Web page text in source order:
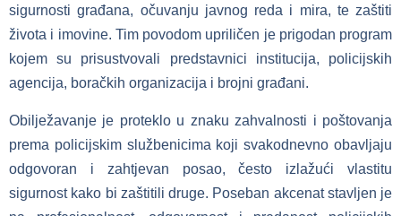
sigurnosti građana, očuvanju javnog reda i mira, te zaštiti
života i imovine. Tim povodom upriličen je prigodan program
kojem su prisustvovali predstavnici institucija, policijskih
agencija, boračkih organizacija i brojni građani.
Obilježavanje je proteklo u znaku zahvalnosti i poštovanja
prema policijskim službenicima koji svakodnevno obavljaju
odgovoran i zahtjevan posao, često izlažući vlastitu
sigurnost kako bi zaštitili druge. Poseban akcenat stavljen je